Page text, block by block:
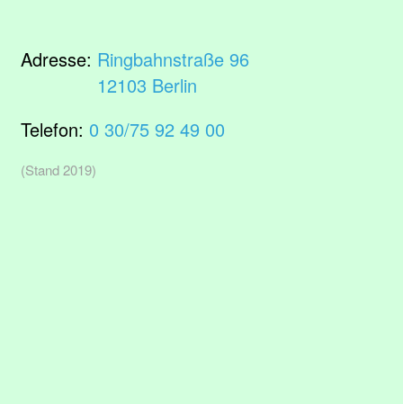
Adresse: Ringbahnstraße 96
12103 Berlin
Telefon: 0 30/75 92 49 00
(Stand 2019)